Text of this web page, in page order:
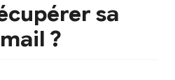
sa
?